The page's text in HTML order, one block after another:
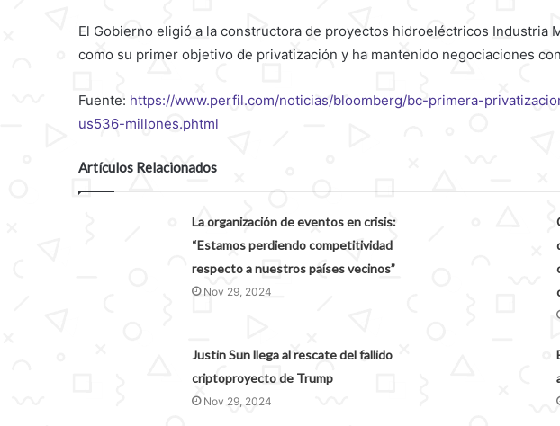
El Gobierno eligió a la constructora de proyectos hidroeléctricos Industria
como su primer objetivo de privatización y ha mantenido negociaciones
Fuente: https://www.perfil.com/noticias/bloomberg/bc-primera-
us536-millones.phtml
Artículos Relacionados
La organización de eventos en crisis:
“Estamos perdiendo competitividad
respecto a nuestros países vecinos”
Nov 29, 2024
Justin Sun llega al rescate del fallido
criptoproyecto de Trump
Nov 29, 2024